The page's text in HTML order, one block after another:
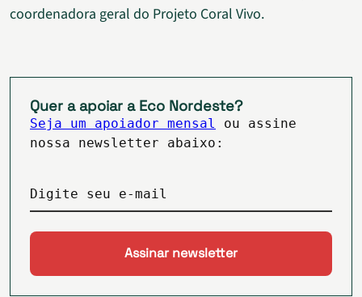
coordenadora geral do Projeto Coral Vivo.
Quer a apoiar a Eco Nordeste?
Seja um apoiador mensal
ou assine
nossa newsletter abaixo:
Digite seu e-mail